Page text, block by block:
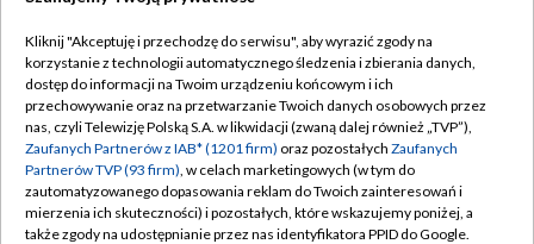
TVP
Abonament TVP
Emisja w TVP
Centrum informacji TVP
Naziemna Telewizja Cyfrowa
Regulamin TVP
Polityka prywatności
Moje zgody
Pomoc
Kliknij "Akceptuję i przechodzę do serwisu", aby wyrazić zgody na
korzystanie z technologii automatycznego śledzenia i zbierania danych,
dostęp do informacji na Twoim urządzeniu końcowym i ich
przechowywanie oraz na przetwarzanie Twoich danych osobowych przez
nas, czyli Telewizję Polską S.A. w likwidacji (zwaną dalej również „TVP”),
Zaufanych Partnerów z IAB* (1201 firm) oraz pozostałych Zaufanych
Partnerów TVP (93 firm), w celach marketingowych (w tym do
zautomatyzowanego dopasowania reklam do Twoich zainteresowań i
mierzenia ich skuteczności) i pozostałych, które wskazujemy poniżej, a
także zgody na udostępnianie przez nas identyfikatora PPID do Google.